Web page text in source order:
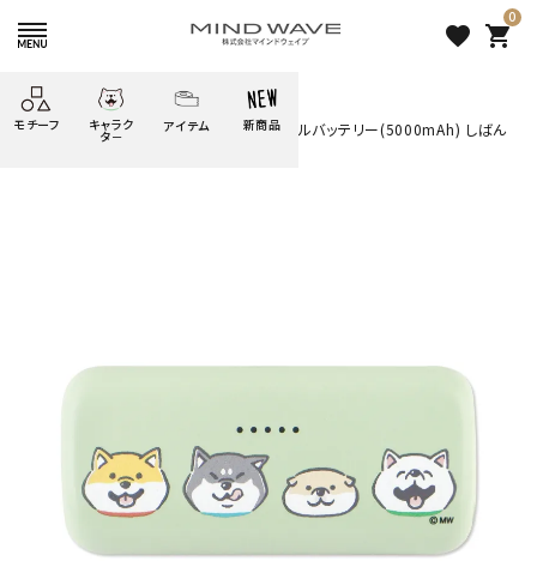
favorite
0
shopping_cart
モチーフ キャラク
タ－
ツンダちゃん ウサコレフレンズ
一期一会 その他
アイテム 新商品 search
オンラインストア限定 ダイレク
トモバイルバッテリー
(5000mAh) しばんばん
5,720 円
HOME
すべての商品
オンラインストア限定 ダイレクトモバイルバッテリー(5000mAh) しばん